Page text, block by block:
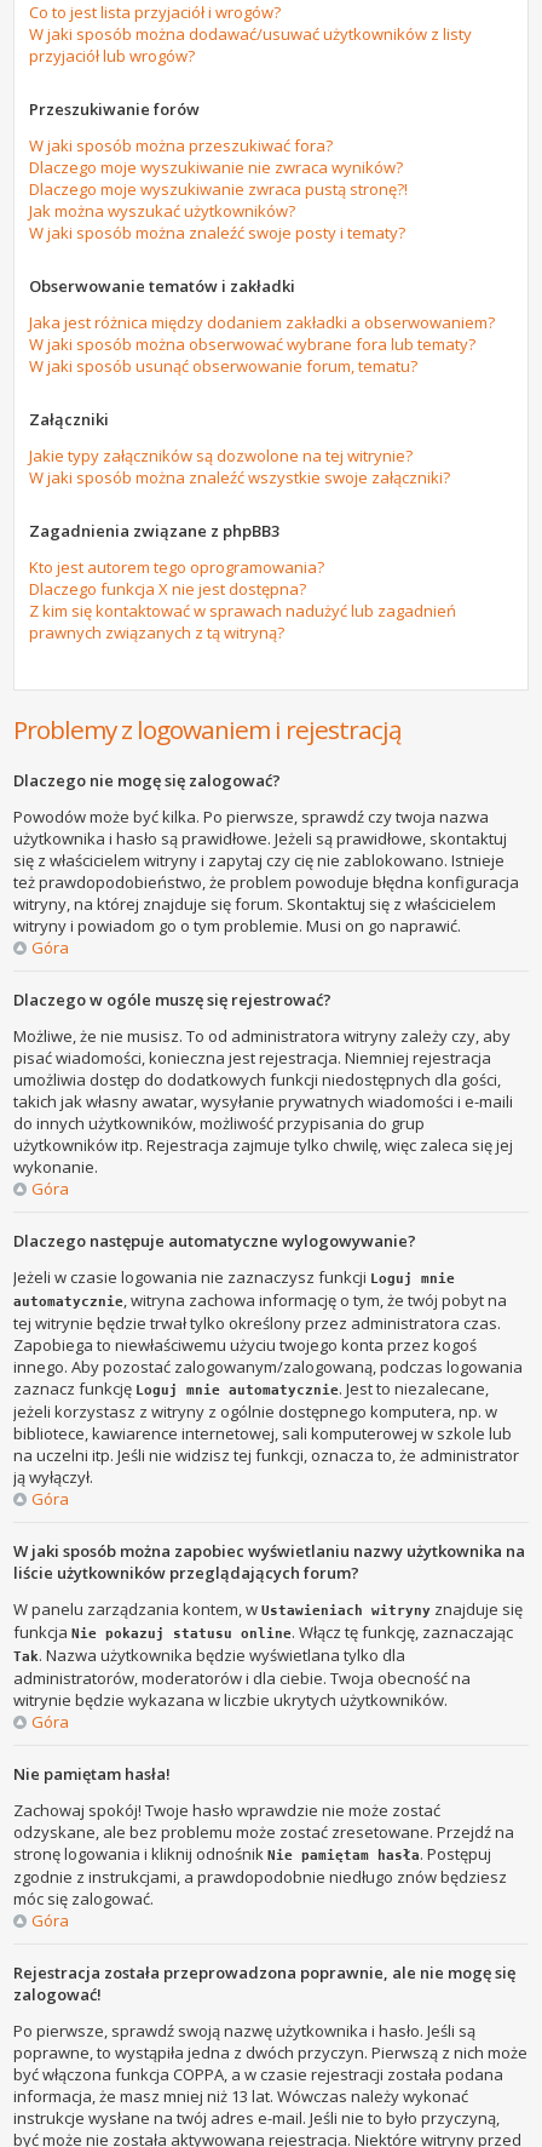
Co to jest lista przyjaciół i wrogów?
W jaki sposób można dodawać/usuwać użytkowników z listy
przyjaciół lub wrogów?
Przeszukiwanie forów
W jaki sposób można przeszukiwać fora?
Dlaczego moje wyszukiwanie nie zwraca wyników?
Dlaczego moje wyszukiwanie zwraca pustą stronę?!
Jak można wyszukać użytkowników?
W jaki sposób można znaleźć swoje posty i tematy?
Obserwowanie tematów i zakładki
Jaka jest różnica między dodaniem zakładki a obserwowaniem?
W jaki sposób można obserwować wybrane fora lub tematy?
W jaki sposób usunąć obserwowanie forum, tematu?
Załączniki
Jakie typy załączników są dozwolone na tej witrynie?
W jaki sposób można znaleźć wszystkie swoje załączniki?
Zagadnienia związane z phpBB3
Kto jest autorem tego oprogramowania?
Dlaczego funkcja X nie jest dostępna?
Z kim się kontaktować w sprawach nadużyć lub zagadnień
prawnych związanych z tą witryną?
Problemy z logowaniem i rejestracją
Dlaczego nie mogę się zalogować?
Powodów może być kilka. Po pierwsze, sprawdź czy twoja nazwa
użytkownika i hasło są prawidłowe. Jeżeli są prawidłowe, skontaktuj
się z właścicielem witryny i zapytaj czy cię nie zablokowano. Istnieje
też prawdopodobieństwo, że problem powoduje błędna konfiguracja
witryny, na której znajduje się forum. Skontaktuj się z właścicielem
witryny i powiadom go o tym problemie. Musi on go naprawić.
Góra
Dlaczego w ogóle muszę się rejestrować?
Możliwe, że nie musisz. To od administratora witryny zależy czy, aby
pisać wiadomości, konieczna jest rejestracja. Niemniej rejestracja
umożliwia dostęp do dodatkowych funkcji niedostępnych dla gości,
takich jak własny awatar, wysyłanie prywatnych wiadomości i e-maili
do innych użytkowników, możliwość przypisania do grup
użytkowników itp. Rejestracja zajmuje tylko chwilę, więc zaleca się jej
wykonanie.
Góra
Dlaczego następuje automatyczne wylogowywanie?
Jeżeli w czasie logowania nie zaznaczysz funkcji Loguj mnie
automatycznie, witryna zachowa informację o tym, że twój pobyt na
tej witrynie będzie trwał tylko określony przez administratora czas.
Zapobiega to niewłaściwemu użyciu twojego konta przez kogoś
innego. Aby pozostać zalogowanym/zalogowaną, podczas logowania
zaznacz funkcję Loguj mnie automatycznie. Jest to niezalecane,
jeżeli korzystasz z witryny z ogólnie dostępnego komputera, np. w
bibliotece, kawiarence internetowej, sali komputerowej w szkole lub
na uczelni itp. Jeśli nie widzisz tej funkcji, oznacza to, że administrator
ją wyłączył.
Góra
W jaki sposób można zapobiec wyświetlaniu nazwy użytkownika na
liście użytkowników przeglądających forum?
W panelu zarządzania kontem, wUstawieniach witryny znajduje się
funkcjaNie pokazuj statusu online. Włącz tę funkcję, zaznaczając
Tak. Nazwa użytkownika będzie wyświetlana tylko dla
administratorów, moderatorów i dla ciebie. Twoja obecność na
witrynie będzie wykazana w liczbie ukrytych użytkowników.
Góra
Nie pamiętam hasła!
Zachowaj spokój! Twoje hasło wprawdzie nie może zostać
odzyskane, ale bez problemu może zostać zresetowane. Przejdź na
stronę logowania i kliknij odnośnikNie pamiętam hasła. Postępuj
zgodnie z instrukcjami, a prawdopodobnie niedługo znów będziesz
móc się zalogować.
Góra
Rejestracja została przeprowadzona poprawnie, ale nie mogę się
zalogować!
Po pierwsze, sprawdź swoją nazwę użytkownika i hasło. Jeśli są
poprawne, to wystąpiła jedna z dwóch przyczyn. Pierwszą z nich może
być włączona funkcja COPPA, a w czasie rejestracji została podana
informacja, że masz mniej niż 13 lat. Wówczas należy wykonać
instrukcje wysłane na twój adres e-mail. Jeśli nie to było przyczyną,
być może nie została aktywowana rejestracja. Niektóre witryny przed